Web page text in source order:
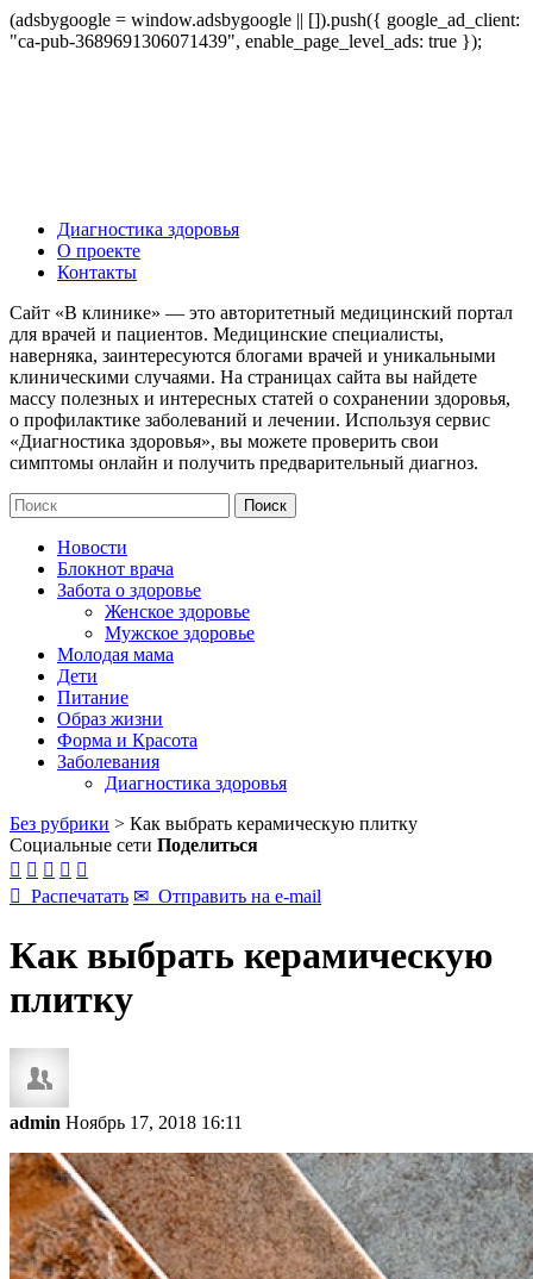
(adsbygoogle = window.adsbygoogle || []).push({ google_ad_client:
"ca-pub-3689691306071439", enable_page_level_ads: true });
Диагностика здоровья
О проекте
Контакты
Сайт «В клинике» — это авторитетный медицинский портал
для врачей и пациентов. Медицинские специалисты,
наверняка, заинтересуются блогами врачей и уникальными
клиническими случаями. На страницах сайта вы найдете
массу полезных и интересных статей о сохранении здоровья,
о профилактике заболеваний и лечении. Используя сервис
«Диагностика здоровья», вы можете проверить свои
симптомы онлайн и получить предварительный диагноз.
Новости
Блокнот врача
Забота о здоровье
Женское здоровье
Мужское здоровье
Молодая мама
Дети
Питание
Образ жизни
Форма и Красота
Заболевания
Диагностика здоровья
Без рубрики > Как выбрать керамическую плитку
Социальные сети Поделиться
    
 Распечатать ✉ Отправить на e-mail
Как выбрать керамическую
плитку
admin Ноябрь 17, 2018 16:11